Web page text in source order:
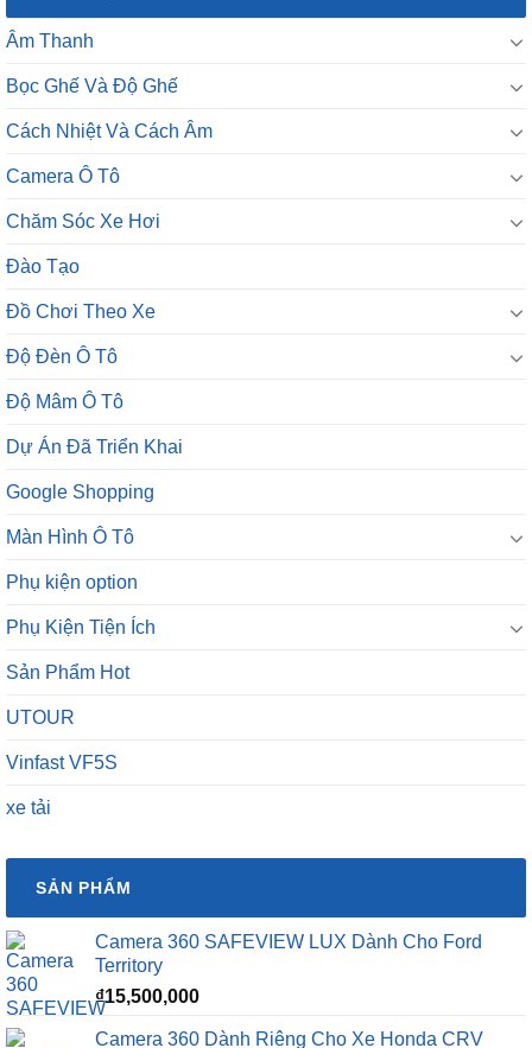
Âm Thanh
Bọc Ghế Và Độ Ghế
Cách Nhiệt Và Cách Âm
Camera Ô Tô
Chăm Sóc Xe Hơi
Đào Tạo
Đồ Chơi Theo Xe
Độ Đèn Ô Tô
Độ Mâm Ô Tô
Dự Án Đã Triển Khai
Google Shopping
Màn Hình Ô Tô
Phụ kiện option
Phụ Kiện Tiện Ích
Sản Phẩm Hot
UTOUR
Vinfast VF5S
xe tải
SẢN PHẨM
Camera 360 SAFEVIEW LUX Dành Cho Ford
Territory
₫15,500,000
Camera 360 Dành Riêng Cho Xe Honda CRV